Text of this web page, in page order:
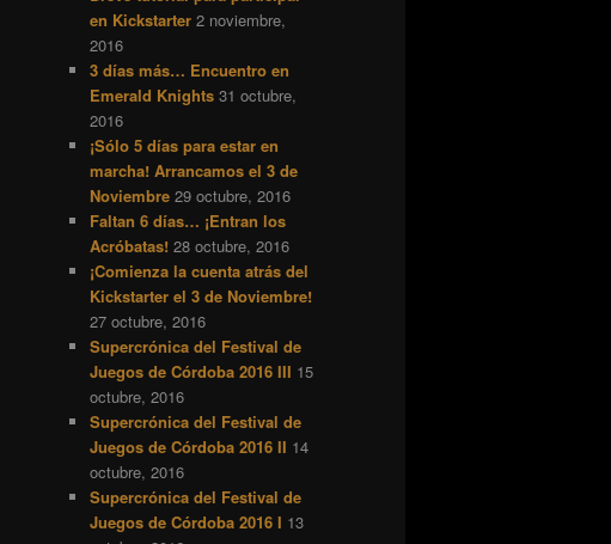
en Kickstarter 2 noviembre,
2016
3 días más… Encuentro en
Emerald Knights 31 octubre,
2016
¡Sólo 5 días para estar en
marcha! Arrancamos el 3 de
Noviembre 29 octubre, 2016
Faltan 6 días… ¡Entran los
Acróbatas! 28 octubre, 2016
¡Comienza la cuenta atrás del
Kickstarter el 3 de Noviembre!
27 octubre, 2016
Supercrónica del Festival de
Juegos de Córdoba 2016 III 15
octubre, 2016
Supercrónica del Festival de
Juegos de Córdoba 2016 II 14
octubre, 2016
Supercrónica del Festival de
Juegos de Córdoba 2016 I 13